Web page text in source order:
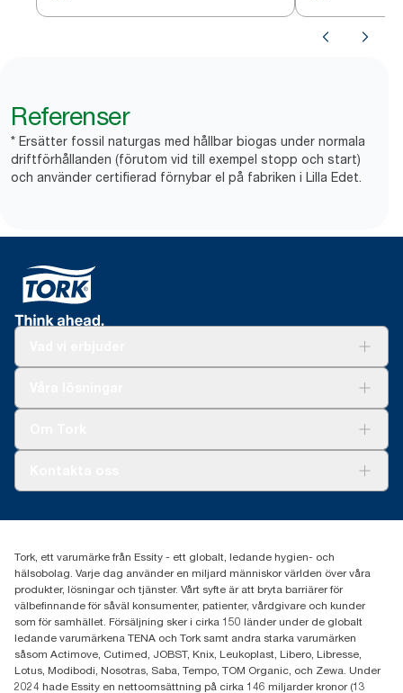
Referenser
* Ersätter fossil naturgas med hållbar biogas under normala
driftförhållanden (förutom vid till exempel stopp och start)
och använder certifierad förnybar el på fabriken i Lilla Edet.
031-746 17 00
Tork, ett varumärke från Essity - ett globalt, ledande hygien- och
hälsobolag. Varje dag använder en miljard människor världen över våra
produkter, lösningar och tjänster. Vårt syfte är att bryta barriärer för
välbefinnande för såväl konsumenter, patienter, vårdgivare och kunder
som för samhället. Försäljning sker i cirka 150 länder under de globalt
ledande varumärkena TENA och Tork samt andra starka varumärken
såsom Actimove, Cutimed, JOBST, Knix, Leukoplast, Libero, Libresse,
Lotus, Modibodi, Nosotras, Saba, Tempo, TOM Organic, och Zewa. Under
2024 hade Essity en nettoomsättning på cirka 146 miljarder kronor (13